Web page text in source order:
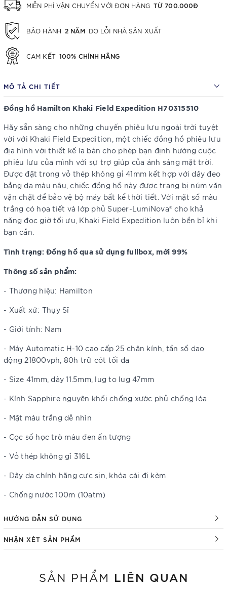
MIỄN PHÍ VẬN CHUYỂN VỚI ĐƠN HÀNG TỪ 700.000Đ
BẢO HÀNH 2 NĂM DO LỖI NHÀ SẢN XUẤT
CAM KẾT 100% CHÍNH HÃNG
MÔ TẢ CHI TIẾT
Đồng hồ Hamilton Khaki Field Expedition H70315510
Hãy sẵn sàng cho những chuyến phiêu lưu ngoài trời tuyệt
vời với Khaki Field Expedition, một chiếc đồng hồ phiêu lưu
địa hình với thiết kế la bàn cho phép bạn định hướng cuộc
phiêu lưu của mình với sự trợ giúp của ánh sáng mặt trời.
Được đặt trong vỏ thép không gỉ 41mm kết hợp với dây đeo
bằng da màu nâu, chiếc đồng hồ này được trang bị núm vặn
vặn chặt để bảo vệ bộ máy bất kể thời tiết. Với mặt số màu
trắng có họa tiết và lớp phủ Super-LumiNova® cho khả
năng đọc giờ tối ưu, Khaki Field Expedition luôn bền bỉ khi
bạn cần.
Tình trạng: Đồng hồ qua sử dụng fullbox, mới 99%
Thông số sản phẩm:
- Thương hiệu: Hamilton
- Xuất xứ: Thụy Sĩ
- Giới tính: Nam
- Máy Automatic H-10 cao cấp 25 chân kính, tần số dao
động 21800vph, 80h trữ cót tối đa
- Size 41mm, dày 11.5mm, lug to lug 47mm
- Kính Sapphire nguyên khối chống xước phủ chống lóa
- Mặt màu trắng dễ nhìn
- Cọc số học trò màu đen ấn tượng
- Vỏ thép không gỉ 316L
- Dây da chính hãng cực sịn, khóa cài đi kèm
- Chống nước 100m (10atm)
HƯỚNG DẪN SỬ DỤNG
NHẬN XÉT SẢN PHẨM
SẢN PHẨM LIÊN QUAN